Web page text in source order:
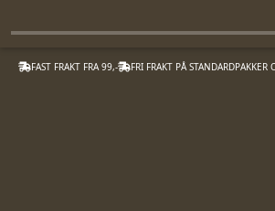
FAST FRAKT FRA 99,- FRI FRAKT PÅ STANDARDPAKKER